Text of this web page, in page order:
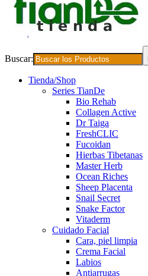
Buscar:
Tienda/Shop
Series TianDe
Bio Rehab
Collagen Active
Dr Taiga
FreshCLIC
Fucoidan
Hierbas Tibetanas
Master Herb
Ocean Riches
Sheep Placenta
Snail Secret
Snake Factor
Vitaderm
Cuidado Facial
Cara, piel limpia
Crema Facial
Labios
Antiarrugas